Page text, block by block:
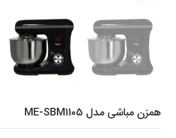
همزن مباشی مدل ME-SBM1105